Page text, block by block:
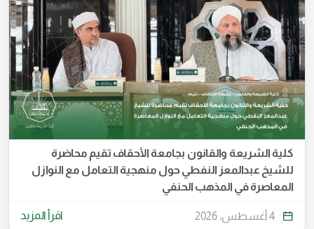
كلية الشريعة والقانون بجامعة الأحقاف تقيم محاضرة
للشيخ عبدالمعز النفطي حول منهجية التعامل مع النوازل
المعاصرة في المذهب الحنفي
4 أغسطس، 2026 اقرأ المزيد